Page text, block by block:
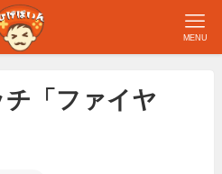
MENU
「ファイヤ